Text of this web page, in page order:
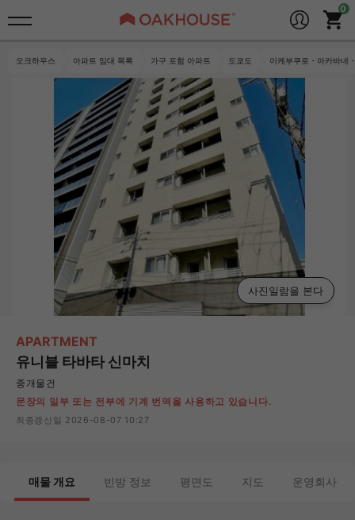
오크하우스 아파트 임대 목록 가구 포함 아파트 도쿄도 이케부쿠로・아카바네
사진일람을 본다
APARTMENT
유니블 타바타 신마치
중개물건
문장의 일부 또는 전부에 기계 번역을 사용하고 있습니다.
최종갱신일 2026-08-07 10:27
매물 개요 빈방 정보 평면도 지도 운영회사